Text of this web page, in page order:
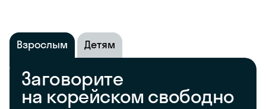
Взрослым Детям
Заговорите
на корейском свободно